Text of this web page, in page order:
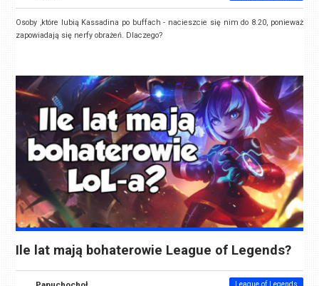
Osoby ,które lubią Kassadina po buffach - nacieszcie się nim do 8.20, ponieważ
zapowiadają się nerfy obrażeń. Dlaczego?
Ile lat mają bohaterowie League of Legends?
League of Legends